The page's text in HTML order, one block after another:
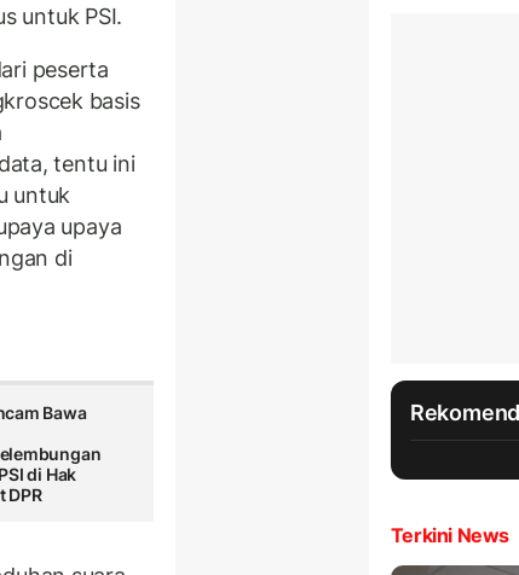
untuk PSI.
peserta
basis
tentu ini
untuk
upaya
di
Bawa
di Hak
DPR
Terkini News